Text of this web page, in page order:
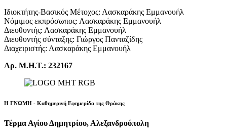
Ιδιοκτήτης-Βασικός Μέτοχος: Λασκαράκης Εμμανουήλ
Νόμιμος εκπρόσωπος: Λασκαράκης Εμμανουήλ
Διευθυντής: Λασκαράκης Εμμανουήλ
Διευθυντής σύνταξης: Γιώργος Πανταζίδης
Διαχειριστής: Λασκαράκης Εμμανουήλ
Αρ. Μ.Η.Τ.: 232167
Η ΓΝΩΜΗ - Καθημερινή Εφημερίδα της Θράκης
Τέρμα Αγίου Δημητρίου, Αλεξανδρούπολη